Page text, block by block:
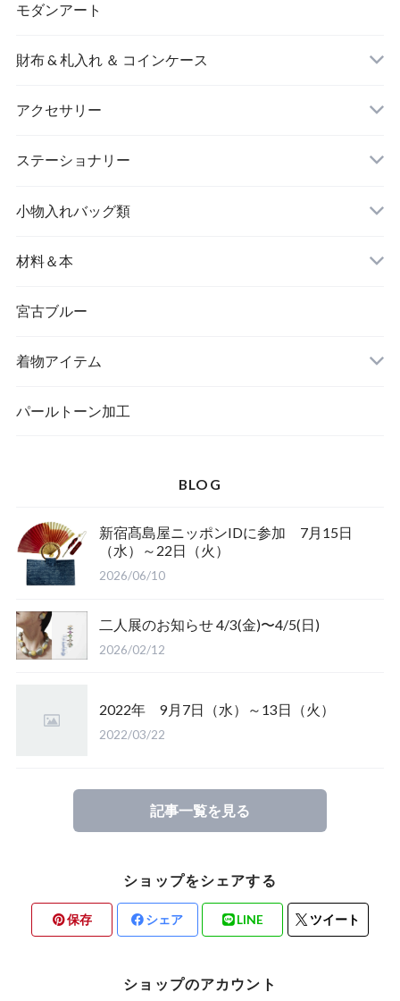
モダンアート
財布 & 札入れ ＆ コインケース
長財布
アクセサリー
イヤリング＆ピアス
バングル＆ブレスレット
ペンダント
ブローチ
ステーショナリー
名刺入れ
メッセージカード
一筆箋
小物入れバッグ類
バッグ
材料＆本
ハンドメイドキット
宮古ブルー
着物アイテム
パールトーン加工
BLOG
新宿髙島屋ニッポンIDに参加 7月15日
（水）～22日（火）
2026/06/10
二人展のお知らせ 4/3(金)〜4/5(日)
2026/02/12
2022年 9月7日（水）～13日（火）
2022/03/22
記事一覧を見る
ショップをシェアする
保存 シェア LINE ツイート
ショップのアカウント